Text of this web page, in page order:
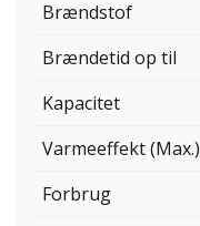
Brændstof
Brændetid op til
Kapacitet
Varmeeffekt (Max.)
Forbrug